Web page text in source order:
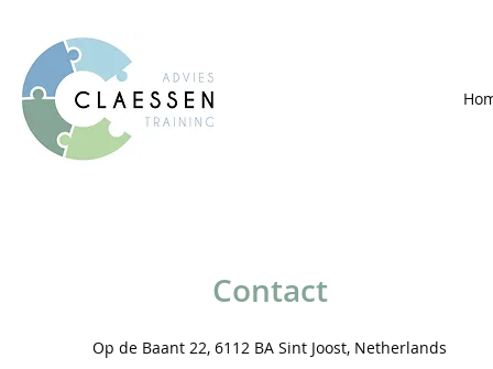
Contact
Op de Baant 22, 6112 BA Sint Joost, Netherlands